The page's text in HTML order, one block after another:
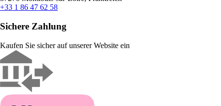
+33 1 86 47 62 58
Sichere Zahlung
Kaufen Sie sicher auf unserer Website ein